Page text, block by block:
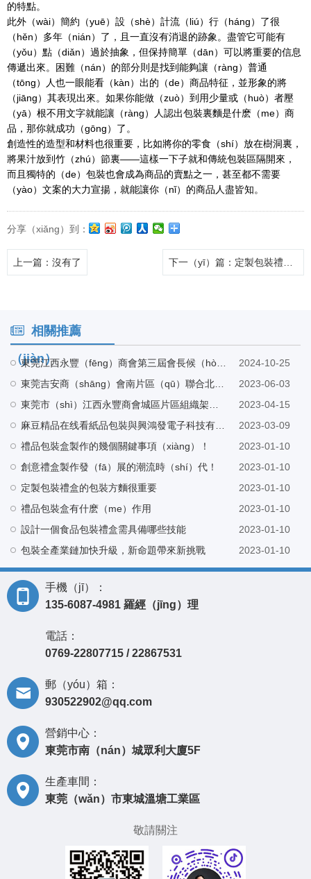
的特點。
此外（wài）簡約（yuē）設（shè）計流（liú）行（háng）了很
（hěn）多年（nián）了，且一直沒有消退的跡象。盡管它可能有
（yǒu）點（diǎn）過於抽象，但保持簡單（dān）可以將重要的信息
傳遞出來。困難（nán）的部分則是找到能夠讓（ràng）普通
（tōng）人也一眼能看（kàn）出的（de）商品特征，並形象的將
（jiāng）其表現出來。如果你能做（zuò）到用少量或（huò）者壓
（yā）根不用文字就能讓（ràng）人認出包裝裏麵是什麽（me）商
品，那你就成功（gōng）了。
創造性的造型和材料也很重要，比如將你的零食（shí）放在樹洞裏，
將果汁放到竹（zhú）節裏——這樣一下子就和傳統包裝區隔開來，
而且獨特的（de）包裝也會成為商品的賣點之一，甚至都不需要
（yào）文案的大力宣揚，就能讓你（nǐ）的商品人盡皆知。
分享（xiǎng）到：
上一篇 ：沒有了 下一（yī）篇 ：定製包裝禮盒的包（bāo）裝方麵很重要
相關推薦
（jiàn）
2024-10-25
2023-06-03
2023-04-15
2023-03-09
禮品包裝盒製作的幾個關鍵事項（xiàng）！
2023-01-10
創意禮盒製作發（fā）展的潮流時（shí）代！
2023-01-10
定製包裝禮盒的包裝方麵很重要
2023-01-10
禮品包裝盒有什麽（me）作用
2023-01-10
設計一個食品包裝禮盒需具備哪些技能
2023-01-10
包裝全產業鏈加快升級，新命題帶來新挑戰
2023-01-10
手機（jī）：
135-6087-4981 羅經（jīng）理
電話：
0769-22807715 / 22867531
郵（yóu）箱：
930522902@qq.com
營銷中心：
東莞市南（nán）城眾利大廈5F
生產車間：
東莞（wǎn）市東城溫塘工業區
敬請關注